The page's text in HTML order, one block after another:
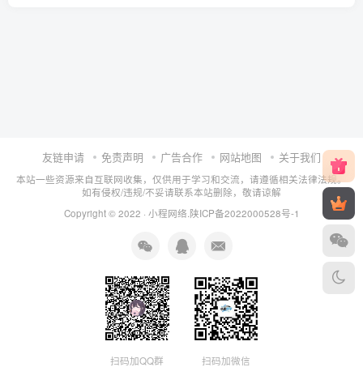
友链申请 免责声明 广告合作 网站地图 关于我们
本站一些资源来自互联网收集，仅供用于学习和交流，请遵循相关法律法规。
如有侵权/违规/不妥请联系本站删除，敬请谅解
Copyright © 2022 · 小程网络 陕ICP备2022000528号-1
扫码加QQ群 扫码加微信